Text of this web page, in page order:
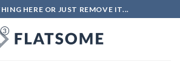
HERE OR JUST REMOVE IT...